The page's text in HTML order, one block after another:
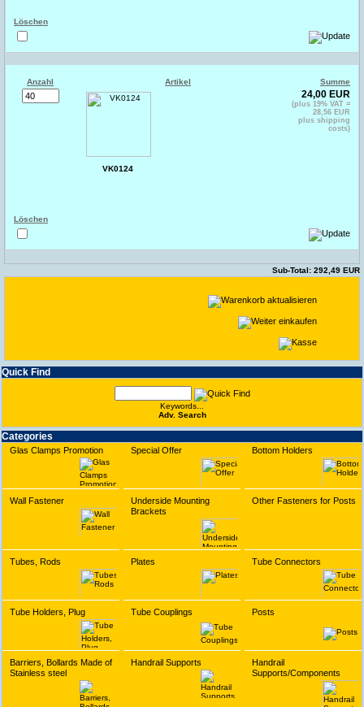
Quick Find
Keywords...
Adv. Search
Categories
Glas Clamps Promotion Special Offer Bottom Holders
Wall Fastener
Underside Mounting
Brackets
Other Fasteners for Posts
Tubes, Rods Plates Tube Connectors
Tube Holders, Plug Tube Couplings Posts
Barriers, Bollards Made of
Stainless steel
Handrail Supports
Handrail
Supports/Components
Löschen
Löschen
Artikel
VK0124
Anzahl Summe
24,00 EUR
(plus 19% VAT =
28,56 EUR
plus shipping
costs)
Sub-Total: 292,49 EUR